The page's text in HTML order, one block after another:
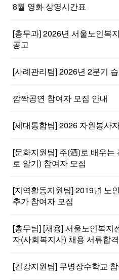
8월 영화 상영시간표
[총무과] 2026년 서울노인복
공고
[사례관리팀] 2026년 2분기
깜짝공연 참여자 모집 안내
[세대통합팀] 2026 자원봉사
[문화지원팀] 주(酒)로 배우
로 알기) 참여자 모집
[지역활동지원팀] 2019년 노
추가 참여자 모집
[총무팀] [채용] 서울노인복지
자(사회복지사) 채용 서류합
[건강지원팀] 무병장수학교